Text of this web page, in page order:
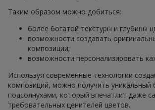
Таким образом можно добиться:
более богатой текстуры и глубины
возможности создавать
композиции;
возможности персонализировать
Используя современные технологии
композиций, можно получить уникальный
подсолнухами, который впечатлит даже
требовательных ценителей цветов.